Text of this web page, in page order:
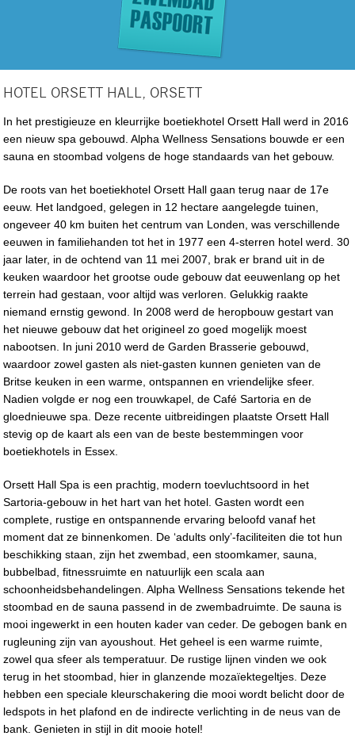
HOTEL ORSETT HALL, ORSETT
In het prestigieuze en kleurrijke boetiekhotel Orsett Hall werd in 2016
een nieuw spa gebouwd. Alpha Wellness Sensations bouwde er een
sauna en stoombad volgens de hoge standaards van het gebouw.
De roots van het boetiekhotel Orsett Hall gaan terug naar de 17e
eeuw. Het landgoed, gelegen in 12 hectare aangelegde tuinen,
ongeveer 40 km buiten het centrum van Londen, was verschillende
eeuwen in familiehanden tot het in 1977 een 4-sterren hotel werd. 30
jaar later, in de ochtend van 11 mei 2007, brak er brand uit in de
keuken waardoor het grootse oude gebouw dat eeuwenlang op het
terrein had gestaan, ​​voor altijd was verloren. Gelukkig raakte
niemand ernstig gewond. In 2008 werd de heropbouw gestart van
het nieuwe gebouw dat het origineel zo goed mogelijk moest
nabootsen. In juni 2010 werd de Garden Brasserie gebouwd,
waardoor zowel gasten als niet-gasten kunnen genieten van de
Britse keuken in een warme, ontspannen en vriendelijke sfeer.
Nadien volgde er nog een trouwkapel, de Café Sartoria en de
gloednieuwe spa. Deze recente uitbreidingen plaatste Orsett Hall
stevig op de kaart als een van de beste bestemmingen voor
boetiekhotels in Essex.
Orsett Hall Spa is een prachtig, modern toevluchtsoord in het
Sartoria-gebouw in het hart van het hotel. Gasten wordt een
complete, rustige en ontspannende ervaring beloofd vanaf het
moment dat ze binnenkomen. De ‘adults only’-faciliteiten die tot hun
beschikking staan, zijn het zwembad, een stoomkamer, sauna,
bubbelbad, fitnessruimte en natuurlijk een scala aan
schoonheidsbehandelingen. Alpha Wellness Sensations tekende het
stoombad en de sauna passend in de zwembadruimte. De sauna is
mooi ingewerkt in een houten kader van ceder. De gebogen bank en
rugleuning zijn van ayoushout. Het geheel is een warme ruimte,
zowel qua sfeer als temperatuur. De rustige lijnen vinden we ook
terug in het stoombad, hier in glanzende mozaïektegeltjes. Deze
hebben een speciale kleurschakering die mooi wordt belicht door de
ledspots in het plafond en de indirecte verlichting in de neus van de
bank. Genieten in stijl in dit mooie hotel!